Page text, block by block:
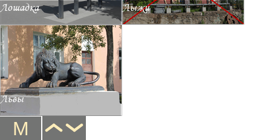
Лошадка Лыжи
Львы
М